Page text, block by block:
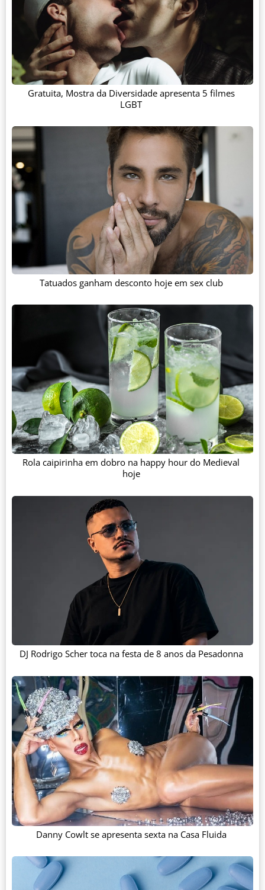
Gratuita, Mostra da Diversidade apresenta 5 filmes
LGBT
Tatuados ganham desconto hoje em sex club
Rola caipirinha em dobro na happy hour do Medieval
hoje
DJ Rodrigo Scher toca na festa de 8 anos da Pesadonna
Danny Cowlt se apresenta sexta na Casa Fluida